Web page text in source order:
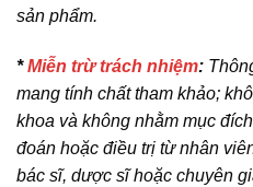
sản phẩm.
*Miễn trừ trách nhiệm:
mang tính chất tham khảo;
khoa và không nhằm mục
đoán hoặc điều trị từ nhân
bác sĩ, dược sĩ hoặc chuyên